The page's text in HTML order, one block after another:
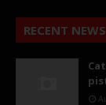
RECENT NEWS